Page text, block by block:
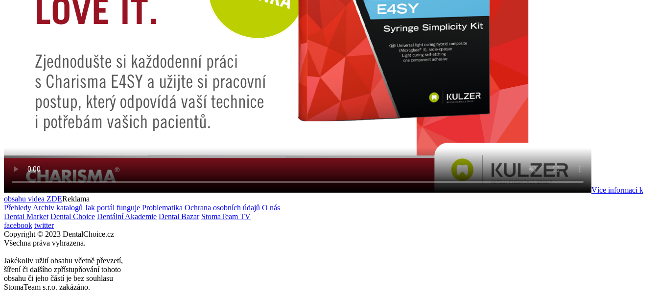
Více informací k
obsahu videa ZDEReklama
Přehledy Archiv katalogů Jak portál funguje Problematika Ochrana osobních údajů O nás
Dental Market Dental Choice Dentální Akademie Dental Bazar StomaTeam TV
facebook twitter
Copyright © 2023 DentalChoice.cz
Všechna práva vyhrazena.
Jakékoliv užití obsahu včetně převzetí,
šíření či dalšího zpřístupňování tohoto
obsahu či jeho částí je bez souhlasu
StomaTeam s.r.o. zakázáno.